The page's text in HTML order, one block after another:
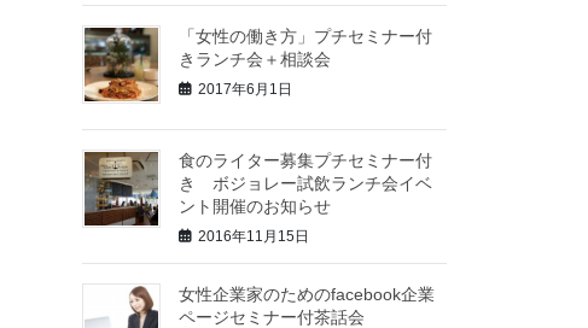
「女性の働き方」プチセミナー付
きランチ会＋相談会
2017年6月1日
食のライター募集プチセミナー付
き ボジョレー試飲ランチ会イベ
ント開催のお知らせ
2016年11月15日
女性企業家のためのfacebook企業
ページセミナー付茶話会